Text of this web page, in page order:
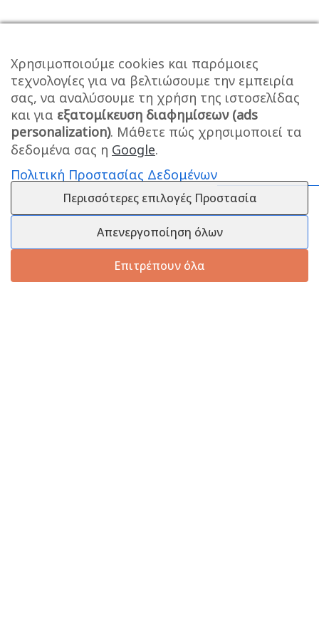
Χρησιμοποιούμε cookies και παρόμοιες
τεχνολογίες για να βελτιώσουμε την εμπειρία
σας, να αναλύσουμε τη χρήση της ιστοσελίδας
και για εξατομίκευση διαφημίσεων (ads
personalization). Μάθετε πώς χρησιμοποιεί τα
δεδομένα σας η Google.
Πολιτική Προστασίας Δεδομένων
Περισσότερες επιλογές Προστασία
Απενεργοποίηση όλων
Επιτρέπουν όλα